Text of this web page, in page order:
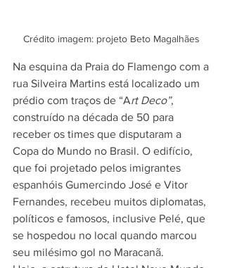
Crédito imagem: projeto Beto Magalhães
Na esquina da Praia do Flamengo com a
rua Silveira Martins está localizado um
prédio com traços de “Art Deco”,
construído na década de 50 para
receber os times que disputaram a
Copa do Mundo no Brasil. O edifício,
que foi projetado pelos imigrantes
espanhóis Gumercindo José e Vitor
Fernandes, recebeu muitos diplomatas,
políticos e famosos, inclusive Pelé, que
se hospedou no local quando marcou
seu milésimo gol no Maracanã.